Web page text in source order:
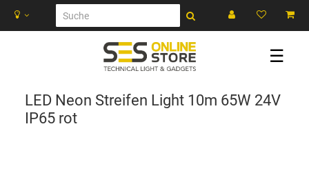
☰
LED Neon Streifen Light 10m 65W 24V
IP65 rot